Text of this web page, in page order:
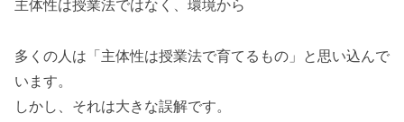
主体性は授業法ではなく、環境から
多くの人は「主体性は授業法で育てるもの」と思い込んで
います。
しかし、それは大きな誤解です。